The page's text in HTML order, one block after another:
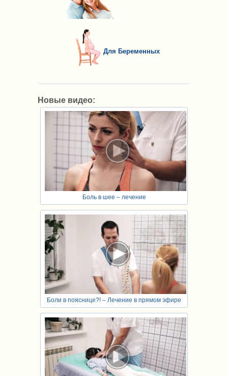
Для Беременных
Новые видео:
Боль в шее – лечение
Боли в пояснице?! – Лечение в прямом эфире